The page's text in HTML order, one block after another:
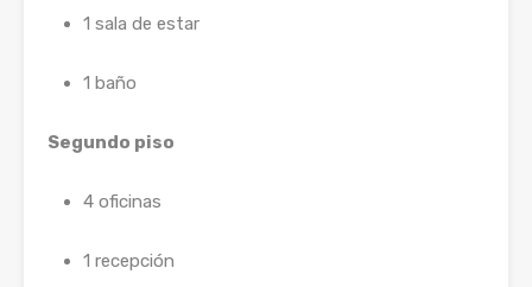
1 sala de estar
1 baño
Segundo piso
4 oficinas
1 recepción